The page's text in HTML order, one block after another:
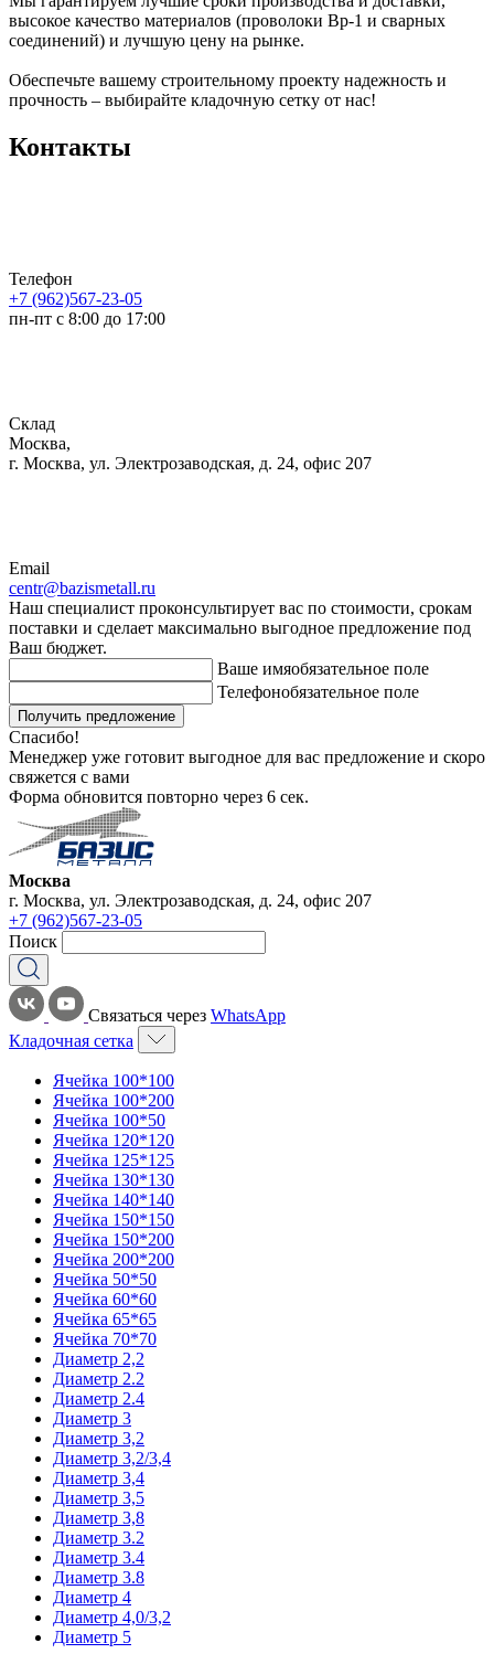
высокое качество материалов (проволоки Вр-1 и сварных
соединений) и лучшую цену на рынке.
Обеспечьте вашему строительному проекту надежность и
прочность – выбирайте кладочную сетку от нас!
Контакты
Телефон
+7 (962)567-23-05
пн-пт с 8:00 до 17:00
Склад
Москва,
г. Москва, ул. Электрозаводская, д. 24, офис 207
Email
centr@bazismetall.ru
Наш специалист проконсультирует вас по стоимости, срокам
поставки и сделает максимально выгодное предложение под
Ваш бюджет.
Ваше имяобязательное поле
Телефонобязательное поле
Получить предложение
Спасибо!
Менеджер уже готовит выгодное для вас предложение и скоро
свяжется с вами
Форма обновится повторно через 6 сек.
Москва
г. Москва, ул. Электрозаводская, д. 24, офис 207
+7 (962)567-23-05
Поиск
Связаться через WhatsApp
Кладочная сетка
Ячейка 100*100
Ячейка 100*200
Ячейка 100*50
Ячейка 120*120
Ячейка 125*125
Ячейка 130*130
Ячейка 140*140
Ячейка 150*150
Ячейка 150*200
Ячейка 200*200
Ячейка 50*50
Ячейка 60*60
Ячейка 65*65
Ячейка 70*70
Диаметр 2,2
Диаметр 2.2
Диаметр 2.4
Диаметр 3
Диаметр 3,2
Диаметр 3,2/3,4
Диаметр 3,4
Диаметр 3,5
Диаметр 3,8
Диаметр 3.2
Диаметр 3.4
Диаметр 3.8
Диаметр 4
Диаметр 4,0/3,2
Диаметр 5